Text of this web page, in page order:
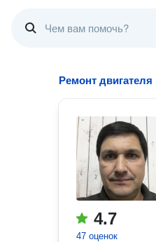
Ремонт двигателя
4.7
47 оценок